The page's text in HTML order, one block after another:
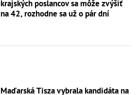
krajských poslancov sa môže zvýšiť
na 42, rozhodne sa už o pár dní
Maďarská Tisza vybrala kandidáta na